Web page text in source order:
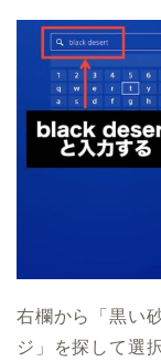
右欄から「黒い
ジ」を探して選